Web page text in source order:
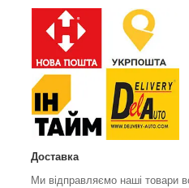
Доставка
Ми відправляємо наші товари